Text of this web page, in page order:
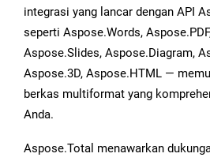
integrasi yang lancar dengan API
seperti Aspose.Words,
Aspose.Slides, Aspose.Diagram,
Aspose.3D, Aspose.HTML —
berkas multiformat yang
Anda.
Aspose.Total menawarkan